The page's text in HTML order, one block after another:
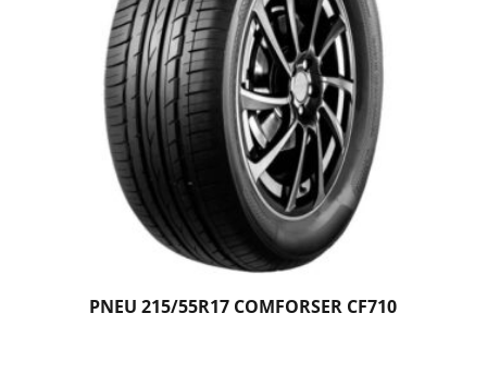
PNEU 215/55R17 COMFORSER CF710